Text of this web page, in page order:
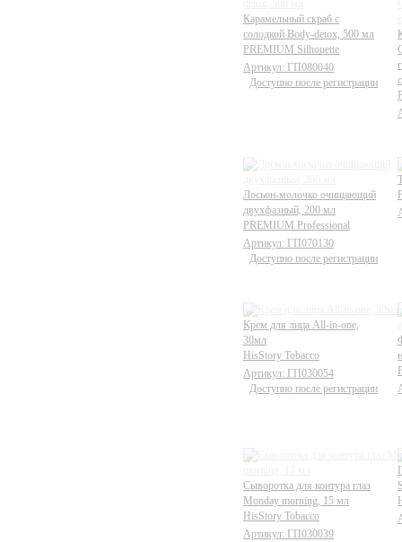
Карамельный скраб с
солодкой Body-detox, 500 мл
PREMIUM Silhouette
Артикул: ГП080040
Доступно после регистрации
Лосьон-молочко очищающий
двухфазный, 200 мл
PREMIUM Professional
Артикул: ГП070130
Доступно после регистрации
Крем для лица All-in-one,
30мл
HisStory Tobacco
Артикул: ГП030054
Доступно после регистрации
Сыворотка для контура глаз
Monday morning, 15 мл
HisStory Tobacco
Артикул: ГП030039